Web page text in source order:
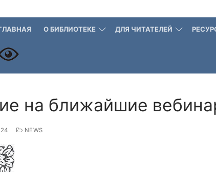
О БИБЛИОТЕКЕ ДЛЯ ЧИТАТЕЛЕЙ
на ближайшие
NEWS